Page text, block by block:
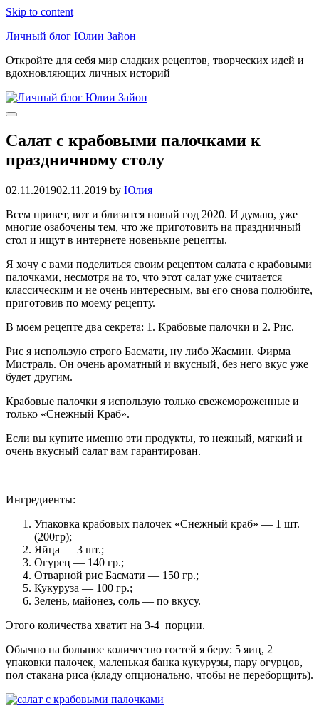
Skip to content
Личный блог Юлии Зайон
Откройте для себя мир сладких рецептов, творческих идей и
вдохновляющих личных историй
Салат с крабовыми палочками к
праздничному столу
02.11.201902.11.2019 by Юлия
Всем привет, вот и близится новый год 2020. И думаю, уже
многие озабочены тем, что же приготовить на праздничный
стол и ищут в интернете новенькие рецепты.
Я хочу с вами поделиться своим рецептом салата с крабовыми
палочками, несмотря на то, что этот салат уже считается
классическим и не очень интересным, вы его снова полюбите,
приготовив по моему рецепту.
В моем рецепте два секрета: 1. Крабовые палочки и 2. Рис.
Рис я использую строго Басмати, ну либо Жасмин. Фирма
Мистраль. Он очень ароматный и вкусный, без него вкус уже
будет другим.
Крабовые палочки я использую только свежемороженные и
только «Снежный Краб».
Если вы купите именно эти продукты, то нежный, мягкий и
очень вкусный салат вам гарантирован.
Ингредиенты:
Упаковка крабовых палочек «Снежный краб» — 1 шт.
(200гр);
Яйца — 3 шт.;
Огурец — 140 гр.;
Отварной рис Басмати — 150 гр.;
Кукуруза — 100 гр.;
Зелень, майонез, соль — по вкусу.
Этого количества хватит на 3-4 порции.
Обычно на большое количество гостей я беру: 5 яиц, 2
упаковки палочек, маленькая банка кукурузы, пару огурцов,
пол стакана риса (кладу опционально, чтобы не переборщить).